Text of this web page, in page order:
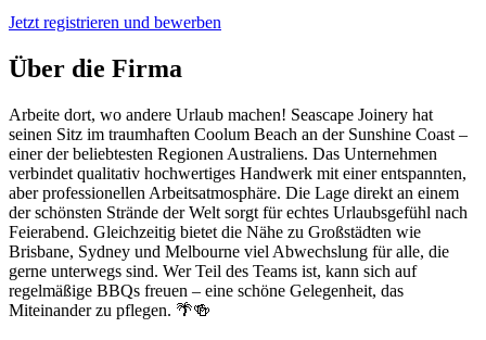
Jetzt registrieren und bewerben
Über die Firma
Arbeite dort, wo andere Urlaub machen! Seascape Joinery hat
seinen Sitz im traumhaften Coolum Beach an der Sunshine Coast –
einer der beliebtesten Regionen Australiens. Das Unternehmen
verbindet qualitativ hochwertiges Handwerk mit einer entspannten,
aber professionellen Arbeitsatmosphäre. Die Lage direkt an einem
der schönsten Strände der Welt sorgt für echtes Urlaubsgefühl nach
Feierabend. Gleichzeitig bietet die Nähe zu Großstädten wie
Brisbane, Sydney und Melbourne viel Abwechslung für alle, die
gerne unterwegs sind. Wer Teil des Teams ist, kann sich auf
regelmäßige BBQs freuen – eine schöne Gelegenheit, das
Miteinander zu pflegen. 🌴🍻